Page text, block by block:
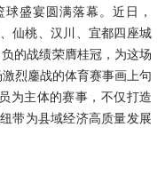
盛宴圆满落幕。近日，
仙桃、汉川、宜都四座城
的战绩荣膺桂冠，为这场
烈鏖战的体育赛事画上句
为主体的赛事，不仅打造
带为县域经济高质量发展